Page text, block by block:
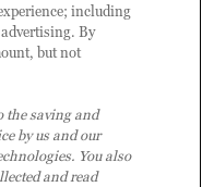
including
By
but not
the saving and
by us and our
You also
and read